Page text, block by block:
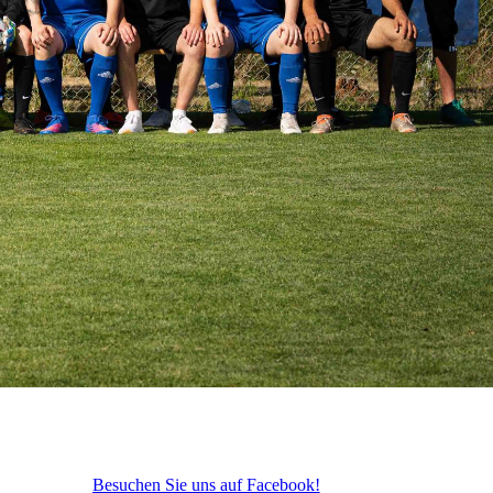
Besuchen Sie uns auf Facebook!